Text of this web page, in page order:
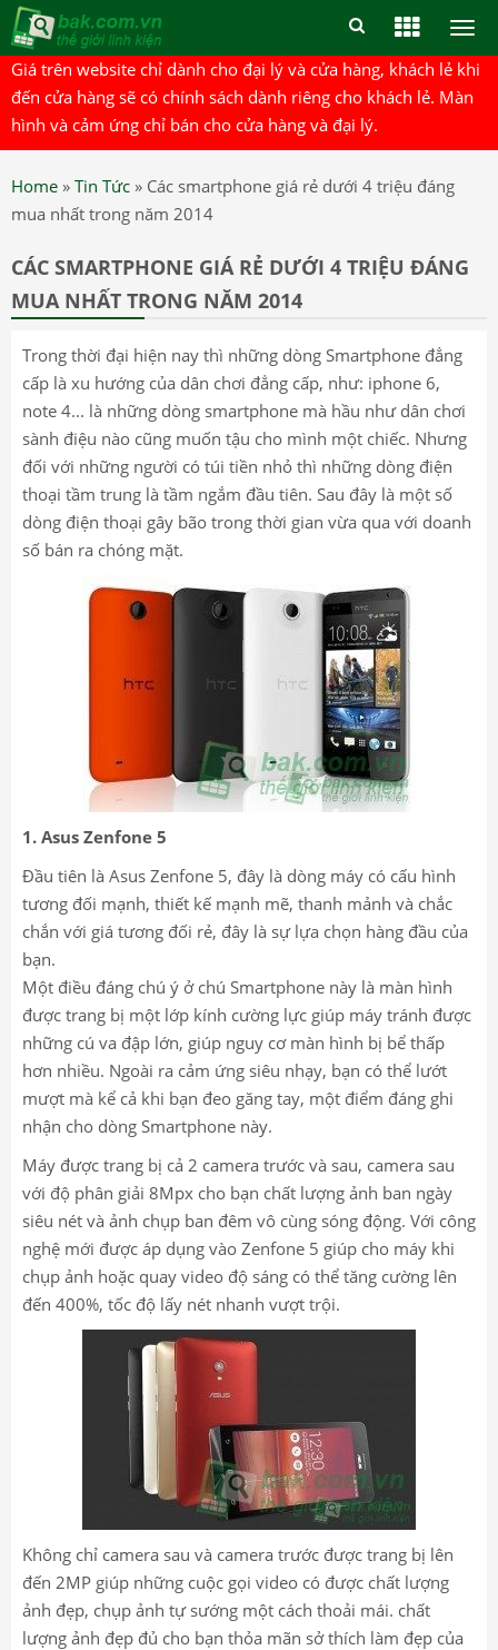
Giá trên website chỉ dành cho đại lý và cửa hàng, khách lẻ khi
đến cửa hàng sẽ có chính sách dành riêng cho khách lẻ. Màn
hình và cảm ứng chỉ bán cho cửa hàng và đại lý.
Home » Tin Tức » Các smartphone giá rẻ dưới 4 triệu đáng
mua nhất trong năm 2014
CÁC SMARTPHONE GIÁ RẺ DƯỚI 4 TRIỆU ĐÁNG
MUA NHẤT TRONG NĂM 2014
Trong thời đại hiện nay thì những dòng Smartphone đẳng
cấp là xu hướng của dân chơi đẳng cấp, như: iphone 6,
note 4... là những dòng smartphone mà hầu như dân chơi
sành điệu nào cũng muốn tậu cho mình một chiếc. Nhưng
đối với những người có túi tiền nhỏ thì những dòng điện
thoại tầm trung là tầm ngắm đầu tiên. Sau đây là một số
dòng điện thoại gây bão trong thời gian vừa qua với doanh
số bán ra chóng mặt.
1. Asus Zenfone 5
Đầu tiên là Asus Zenfone 5, đây là dòng máy có cấu hình
tương đối mạnh, thiết kế mạnh mẽ, thanh mảnh và chắc
chắn với giá tương đối rẻ, đây là sự lựa chọn hàng đầu của
bạn.
Một điều đáng chú ý ở chú Smartphone này là màn hình
được trang bị một lớp kính cường lực giúp máy tránh được
những cú va đập lớn, giúp nguy cơ màn hình bị bể thấp
hơn nhiều. Ngoài ra cảm ứng siêu nhạy, bạn có thể lướt
mượt mà kể cả khi bạn đeo găng tay, một điểm đáng ghi
nhận cho dòng Smartphone này.
Máy được trang bị cả 2 camera trước và sau, camera sau
với độ phân giải 8Mpx cho bạn chất lượng ảnh ban ngày
siêu nét và ảnh chụp ban đêm vô cùng sóng động. Với công
nghệ mới được áp dụng vào Zenfone 5 giúp cho máy khi
chụp ảnh hoặc quay video độ sáng có thể tăng cường lên
đến 400%, tốc độ lấy nét nhanh vượt trội.
Không chỉ camera sau và camera trước được trang bị lên
đến 2MP giúp những cuộc gọi video có được chất lượng
ảnh đẹp, chụp ảnh tự sướng một cách thoải mái. chất
lượng ảnh đẹp đủ cho bạn thỏa mãn sở thích làm đẹp của